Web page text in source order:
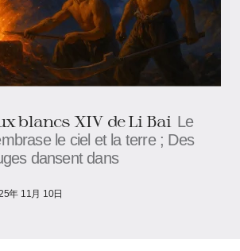
blancs XIV de Li Bai Le
le ciel et la terre ; Des
dansent dans
年 11月 10日